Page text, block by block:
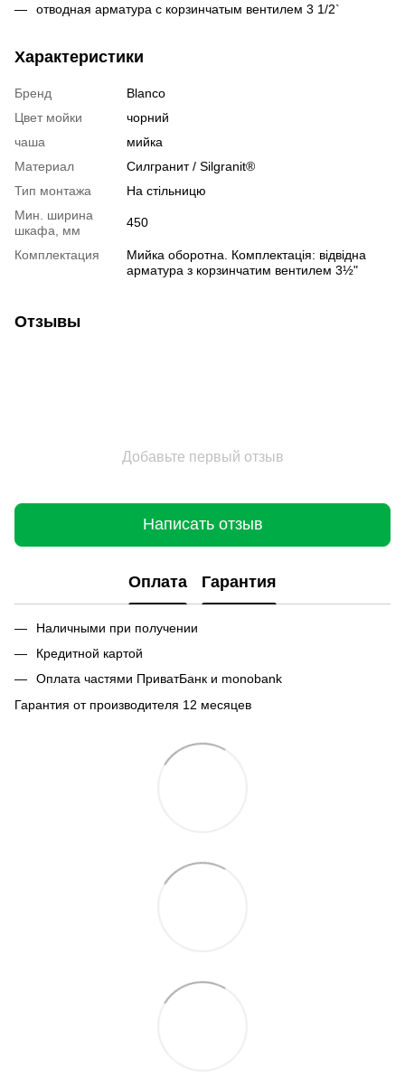
отводная арматура с корзинчатым вентилем 3 1/2`
Характеристики
Бренд
Blanco
Цвет мойки
чорний
чаша
мийка
Материал
Cилгранит / Silgranit®
Тип монтажа
На стільницю
Мин. ширина
шкафа, мм
450
Комплектация
Мийка оборотна. Комплектація: відвідна
арматура з корзинчатим вентилем 3½"
Отзывы
Добавьте первый отзыв
Написать отзыв
Оплата Гарантия
Наличными при получении
Кредитной картой
Оплата частями ПриватБанк и monobank
Гарантия от производителя 12 месяцев